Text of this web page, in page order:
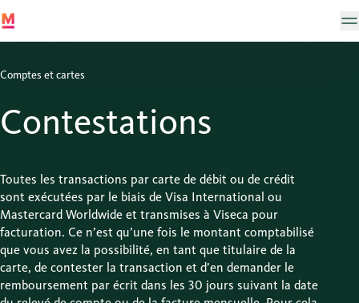
Comptes et cartes
Contestations
Toutes les transactions par carte de débit ou de crédit
sont exécutées par le biais de Visa International ou
Mastercard Worldwide et transmises à Viseca pour
facturation. Ce n’est qu’une fois le montant comptabilisé
que vous avez la possibilité, en tant que titulaire de la
carte, de contester la transaction et d’en demander le
remboursement par écrit dans les 30 jours suivant la date